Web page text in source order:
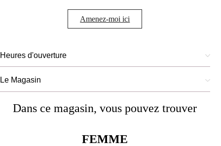
Amenez-moi ici
Heures d'ouverture
Le Magasin
Dans ce magasin, vous pouvez trouver
FEMME